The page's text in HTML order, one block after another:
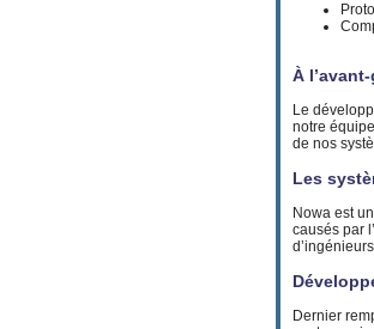
À
Le
notre
de nos
Les
Nowa est
causés par
Dernier